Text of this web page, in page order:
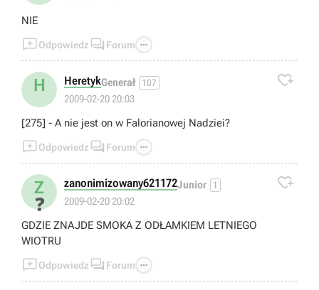
NIE
Odpowiedz  Forum 
H HeretykGenerał 107
2009-02-20 20:03

[275] - A nie jest on w Falorianowej Nadziei?
Odpowiedz  Forum 
Z
❓
zanonimizowany621172Junior 1
2009-02-20 20:02

GDZIE ZNAJDE SMOKA Z ODŁAMKIEM LETNIEGO
WIOTRU
Odpowiedz  Forum 